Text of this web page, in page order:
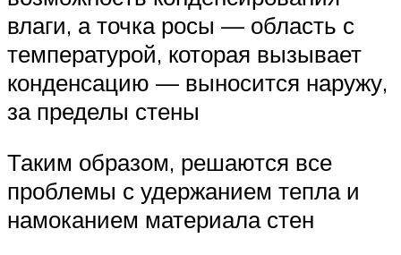
влаги, а точка росы — область с
температурой, которая вызывает
конденсацию — выносится наружу,
за пределы стены
Таким образом, решаются все
проблемы с удержанием тепла и
намоканием материала стен